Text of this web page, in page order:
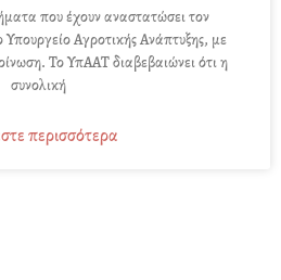
που έχουν αναστατώσει τον
Υπουργείο Αγροτικής Ανάπτυξης, με
Το ΥπΑΑΤ διαβεβαιώνει ότι η
συνολική
περισσότερα